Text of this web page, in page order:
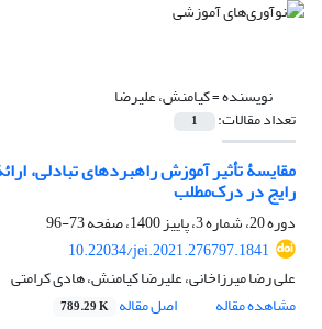
نویسنده =کیامنش، علیرضا
تعداد مقالات: 1
مقایسۀ تأثیر آموزش راهبردهای تبادلی،
رایج در درک‌مطلب
دوره 20، شماره 3، پاییز 1400، صفحه
73-96
10.22034/jei.2021.276797.1841
علی رضا میرزاخانی، علیرضا کیامنش، هادی کرامتی
مشاهده مقاله
اصل مقاله 789.29 K